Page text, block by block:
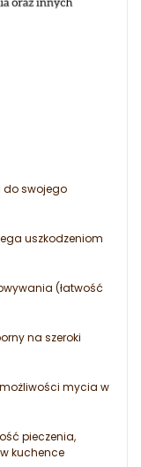
do swojego
uszkodzeniom
(łatwość
na szeroki
mycia w
pieczenia,
kuchence